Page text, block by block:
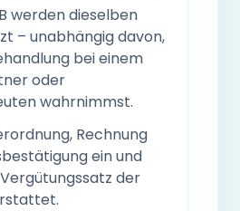
werden dieselben
– unabhängig davon,
bei einem
oder
wahrnimmst.
Rechnung
ein und
der